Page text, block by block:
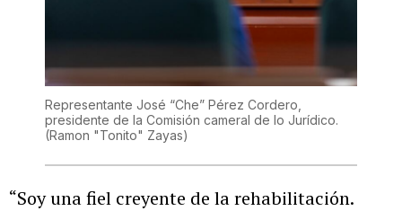
Representante José “Che” Pérez Cordero,
presidente de la Comisión cameral de lo Jurídico.
(Ramon "Tonito" Zayas)
“Soy una fiel creyente de la rehabilitación.